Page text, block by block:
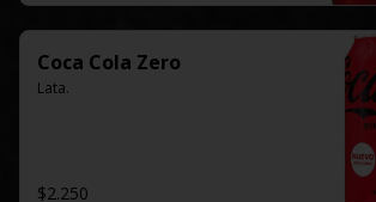
Coca Cola Zero
Lata.
$2.250